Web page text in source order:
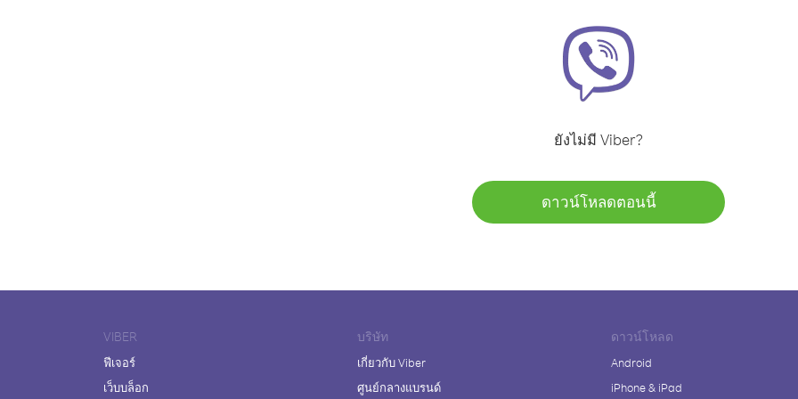
ยังไม่มี Viber?
ดาวน์โหลดตอนนี้
VIBER
ฟีเจอร์
เว็บบล็อก
บริษัท
เกี่ยวกับ Viber
ศูนย์กลางแบรนด์
ดาวน์โหลด
Android
iPhone & iPad